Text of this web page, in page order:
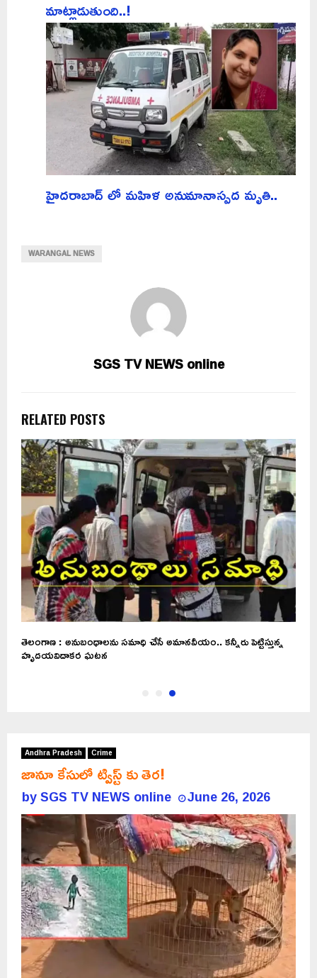
మాట్లాడుతుంది..!
హైదరాబాద్ లో మహిళ అనుమానాస్పద మృతి..
WARANGAL NEWS
SGS TV NEWS online
RELATED POSTS
తెలంగాణ : అనుబంధాలను సమాధి చేసే అమానవీయం.. కన్నీరు పెట్టిస్తున్న
హృదయవిదాకర ఘటన
Andhra Pradesh Crime
జానూ కేసులో ట్విస్ట్ కు తెర!
bySGS TV NEWS online June 26, 2026